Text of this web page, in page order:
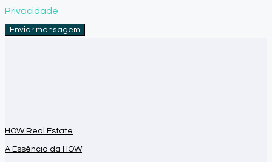
Privacidade
Enviar mensagem
HOW Real Estate
A Essência da HOW